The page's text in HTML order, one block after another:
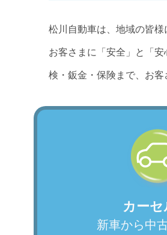
松川自動車は、地域の皆様
お客さまに「安全」と「
検・鈑金・保険まで、お客
カーセ
新車から中